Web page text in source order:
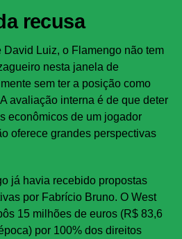
recusa
Luiz, o Flamengo não tem
nesta janela de
sem ter a posição como
avaliação interna é de que deter
econômicos de um jogador
oferece grandes perspectivas
já havia recebido propostas
por Fabrício Bruno. O West
15 milhões de euros (R$ 83,6
por 100% dos direitos